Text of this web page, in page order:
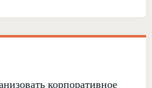
корпоративное